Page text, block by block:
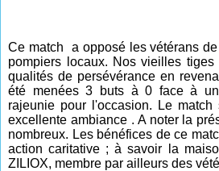
Ce match a opposé les vétérans
pompiers locaux. Nos vieilles tiges
qualités de persévérance en
été menées 3 buts à 0 face à
rajeunie pour l'occasion. Le
excellente ambiance . A noter la
nombreux. Les bénéfices de ce
action caritative ; à savoir la
ZILIOX, membre par ailleurs des